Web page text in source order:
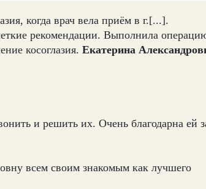
когда врач вела приём в г.[...].
рекомендации. Выполнила
косоглазия. Екатерина
и решить их. Очень благодарна ей
всем своим знакомым как лучшего